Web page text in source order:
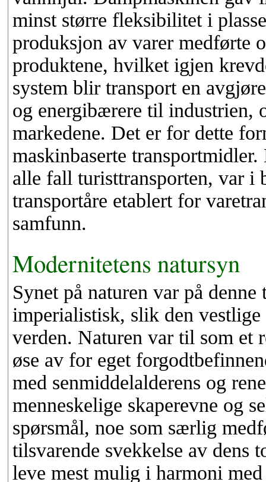
minst større fleksibilitet i
produksjon av varer medførte
produktene, hvilket igjen
system blir transport en
og energibærere til industrien,
markedene. Det er for dette
maskinbaserte
alle fall turisttransporten, var i
transportåre etablert for
samfunn.
Modernitetens natursyn
Synet på naturen var på
imperialistisk, slik den
verden. Naturen var til som et
øse av for eget
med senmiddelalderens og
menneskelige skaperevne og
spørsmål, noe som særlig
tilsvarende svekkelse av dens
leve mest mulig i harmoni